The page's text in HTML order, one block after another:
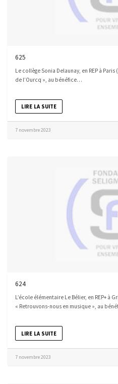
625
Le collège Sonia Delaunay, en REP à
de l’Ourcq », au bénéfice…
LIRE LA SUITE
7 novembre 2023
624
L’école élémentaire Le Bélier, en REP+ à
« Retrouvons-nous en musique », au
LIRE LA SUITE
7 novembre 2023